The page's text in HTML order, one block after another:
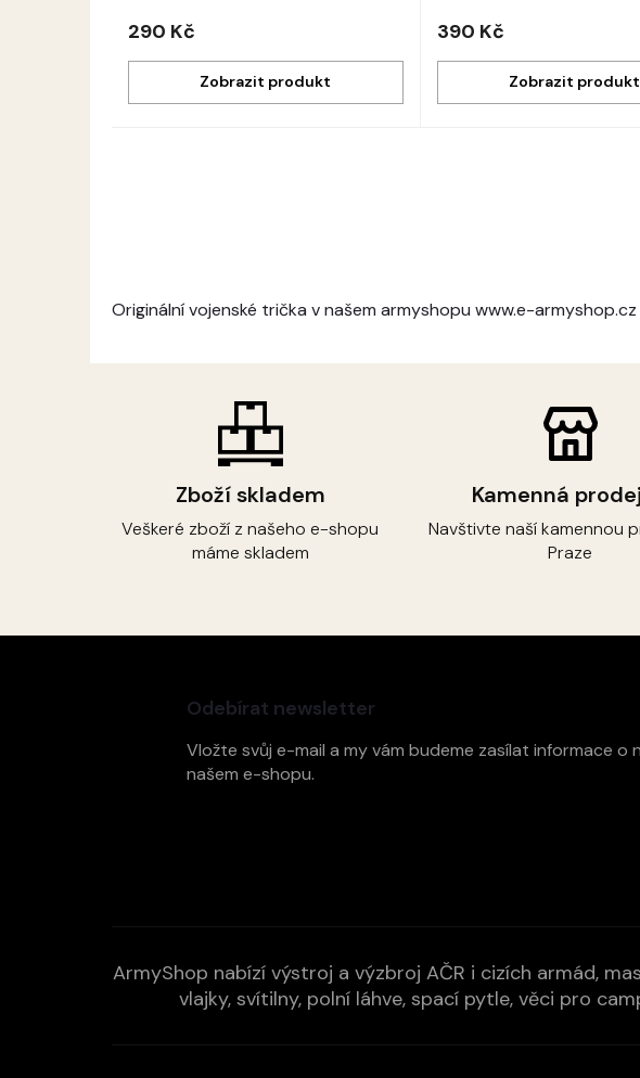
290 Kč 390 Kč
Originální vojenské trička v našem armyshopu www.e-armyshop.cz
Zboží skladem
Veškeré zboží z našeho e-shopu
máme skladem
Kamenná
Navštivte naší kamennou
Praze
Odebírat newsletter
Vložte svůj e-mail a my vám budeme zasílat informace o
našem e-shopu.
ArmyShop nabízí výstroj a výzbroj AČR i cizích armád,
vlajky, svítilny, polní láhve, spací pytle, věci pro